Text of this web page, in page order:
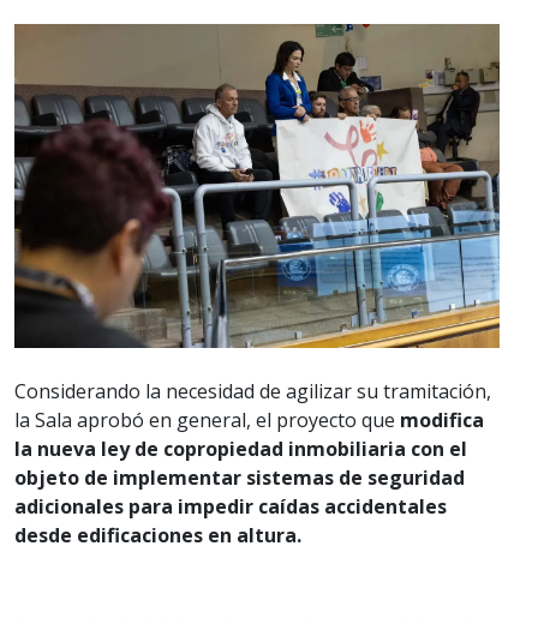
Considerando la necesidad de agilizar su tramitación,
la Sala aprobó en general, el proyecto que modifica
la nueva ley de copropiedad inmobiliaria con el
objeto de implementar sistemas de seguridad
adicionales para impedir caídas accidentales
desde edificaciones en altura.